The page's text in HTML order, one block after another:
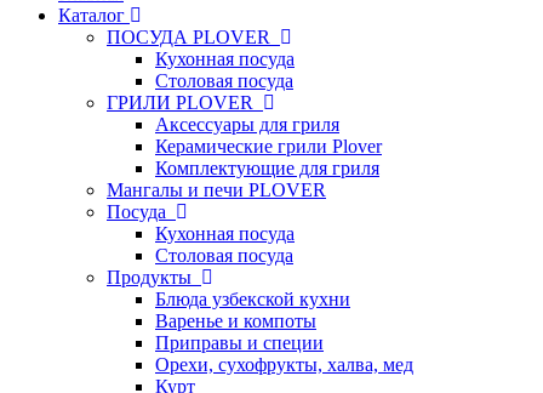
Каталог
ПОСУДА PLOVER
Кухонная посуда
Столовая посуда
ГРИЛИ PLOVER
Аксессуары для гриля
Керамические грили Plover
Комплектующие для гриля
Мангалы и печи PLOVER
Посуда
Кухонная посуда
Столовая посуда
Продукты
Блюда узбекской кухни
Варенье и компоты
Приправы и специи
Орехи, сухофрукты, халва, мед
Курт